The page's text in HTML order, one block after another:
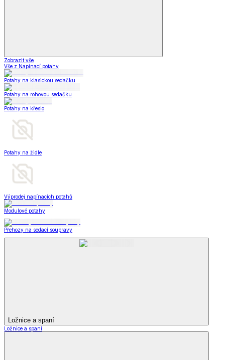
Zobrazit vše
Vše z Napínací potahy
Potahy na klasickou sedačku
Potahy na rohovou sedačku
Potahy na křeslo
Potahy na židle
Výprodej napínacích potahů
Modulové potahy
Přehozy na sedací soupravy
Ložnice a spaní
Ložnice a spaní